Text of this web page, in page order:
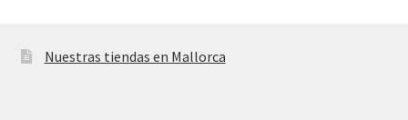
Nuestras tiendas en Mallorca